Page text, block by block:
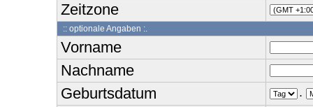
Zeitzone
:: optionale Angaben :.
Vorname
Nachname
Geburtsdatum
.